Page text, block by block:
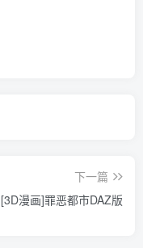
下一篇
[3D漫画]罪恶都市DAZ版